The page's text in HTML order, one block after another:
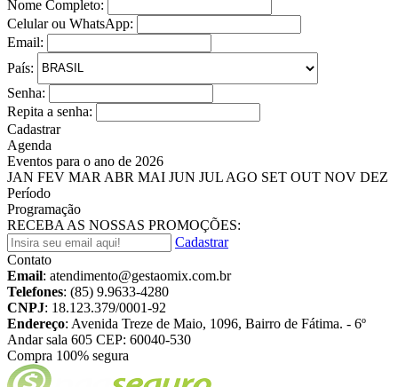
Nome Completo:
Celular ou WhatsApp:
Email:
País:
Senha:
Repita a senha:
Cadastrar
Agenda
Eventos para o ano de 2026
JAN FEV MAR ABR MAI JUN JUL AGO SET OUT NOV DEZ
Período
Programação
RECEBA AS NOSSAS PROMOÇÕES:
Cadastrar
Contato
Email: atendimento@gestaomix.com.br
Telefones: (85) 9.9633-4280
CNPJ: 18.123.379/0001-92
Endereço: Avenida Treze de Maio, 1096, Bairro de Fátima. - 6º
Andar sala 605 CEP: 60040-530
Compra 100% segura